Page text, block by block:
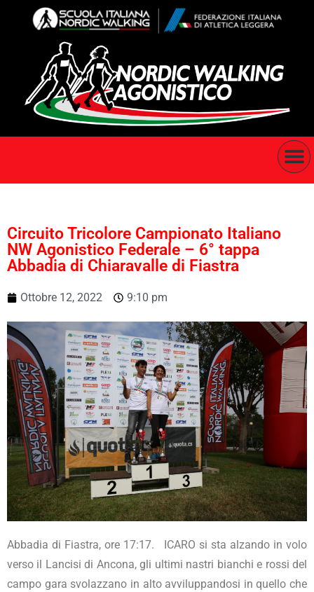
Circuito Tricolore Campionato Italiano
NW Agonistico Federale – 6° tappa
Abbadia di Chiaravalle di Fiastra
Ottobre 12, 2022 9:10 pm
Abbadia di Fiastra, ore 17:17. ICARO si sta alzando in volo
verso il Lancisi di Ancona, gli ultimi nastri bianchi e rossi del
campo gara svolazzano in alto avviluppandosi in quello che